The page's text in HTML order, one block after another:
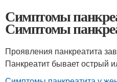
Симптомы
Симптомы
Проявления панкреатита
Панкреатит бывает острый